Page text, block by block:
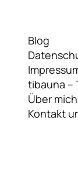
Blog
tibauna –
Über mich
Kontakt